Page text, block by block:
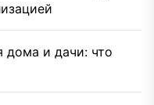
дома и дачи: что